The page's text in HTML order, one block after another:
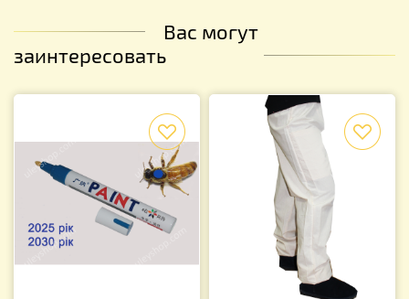
Вас могут
заинтересовать